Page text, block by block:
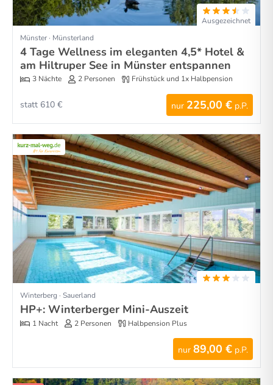
Ausgezeichnet
Münster · Münsterland
4 Tage Wellness im eleganten 4,5* Hotel &
am Hiltruper See in Münster entspannen
3 Nächte 2 Personen Frühstück und 1x Halbpension
nur 225,00 € p.P.
statt 610 €
Winterberg · Sauerland
HP+: Winterberger Mini-Auszeit
1 Nacht 2 Personen Halbpension Plus
nur 89,00 € p.P.